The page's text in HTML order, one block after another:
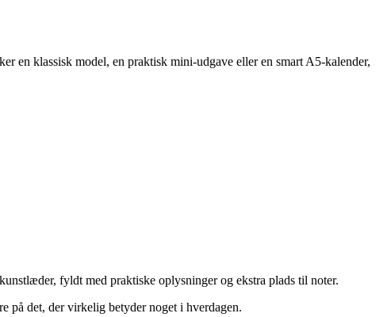
en klassisk model, en praktisk mini-udgave eller en smart A5-kalender,
fyldt med praktiske oplysninger og ekstra plads til noter.
på det, der virkelig betyder noget i hverdagen.